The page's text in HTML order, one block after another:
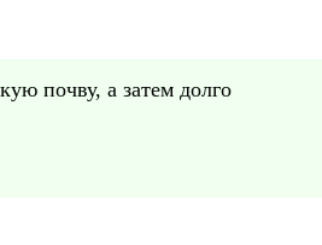
почву, а затем долго